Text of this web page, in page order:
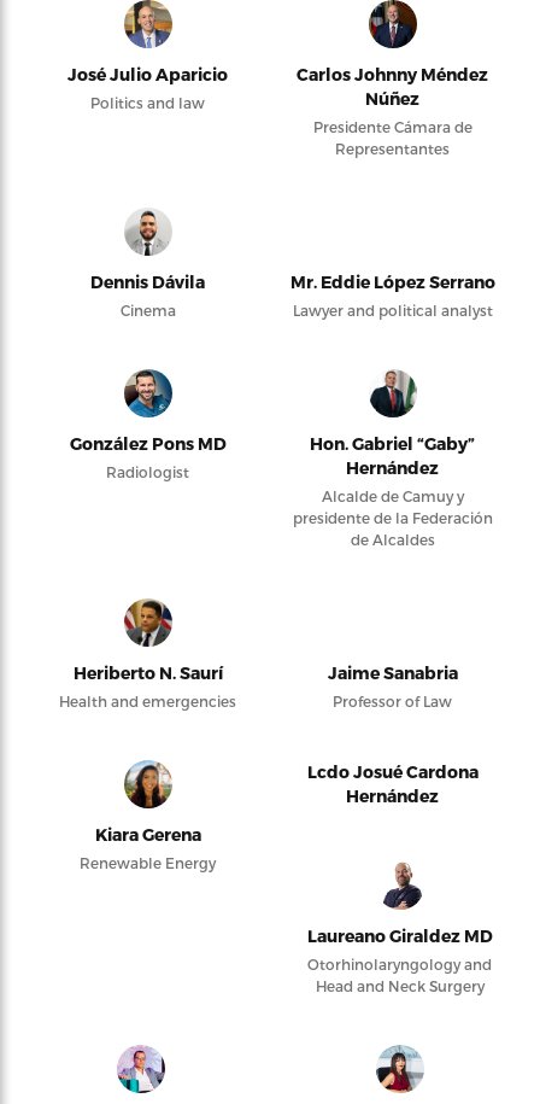
José Julio Aparicio
Politics and law
Carlos Johnny Méndez
Núñez
Presidente Cámara de
Representantes
Dennis Dávila
Cinema
Mr. Eddie López Serrano
Lawyer and political analyst
González Pons MD
Radiologist
Hon. Gabriel “Gaby”
Hernández
Alcalde de Camuy y
presidente de la Federación
de Alcaldes
Heriberto N. Saurí
Health and emergencies
Jaime Sanabria
Professor of Law
Kiara Gerena
Renewable Energy
Lcdo Josué Cardona
Hernández
Laureano Giraldez MD
Otorhinolaryngology and
Head and Neck Surgery